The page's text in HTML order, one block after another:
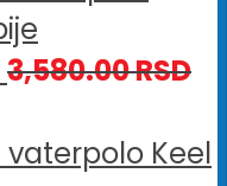
3,580.00RSD